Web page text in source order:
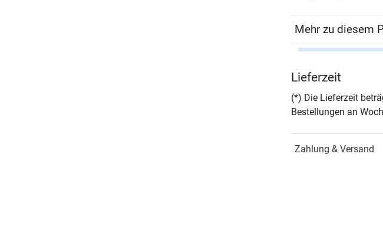
Mehr zu diesem
Seiten
ISBN
Lieferzeit
(*) Die Lieferzeit
Bestellungen an
Zahlung & Versand